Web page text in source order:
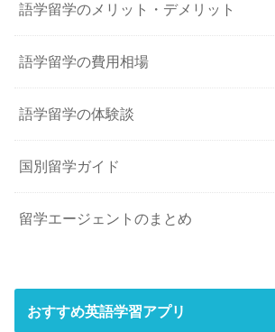
語学留学のメリット・デメリット
語学留学の費用相場
語学留学の体験談
国別留学ガイド
留学エージェントのまとめ
おすすめ英語学習アプリ